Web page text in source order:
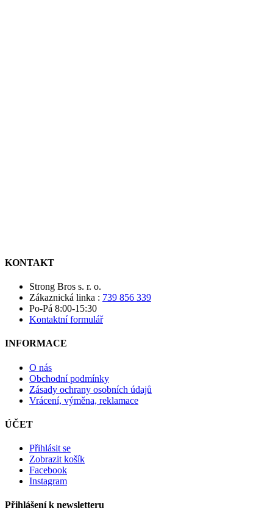
KONTAKT
Strong Bros s. r. o.
Zákaznická linka : 739 856 339
Po-Pá 8:00-15:30
Kontaktní formulář
INFORMACE
O nás
Obchodní podmínky
Zásady ochrany osobních údajů
Vrácení, výměna, reklamace
ÚČET
Přihlásit se
Zobrazit košík
Facebook
Instagram
Přihlášení k newsletteru